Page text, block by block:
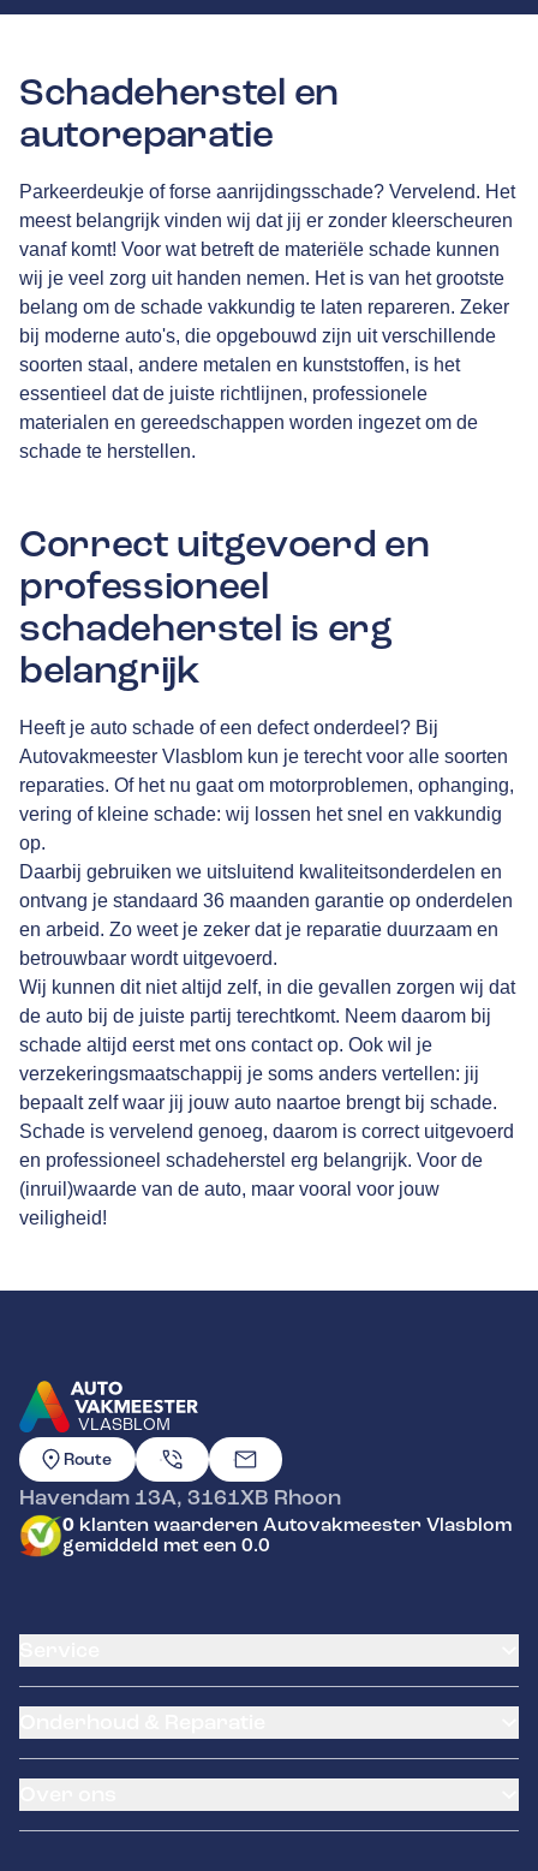
Schadeherstel en
autoreparatie
Parkeerdeukje of forse aanrijdingsschade? Vervelend. Het
meest belangrijk vinden wij dat jij er zonder kleerscheuren
vanaf komt! Voor wat betreft de materiële schade kunnen
wij je veel zorg uit handen nemen. Het is van het grootste
belang om de schade vakkundig te laten repareren. Zeker
bij moderne auto's, die opgebouwd zijn uit verschillende
soorten staal, andere metalen en kunststoffen, is het
essentieel dat de juiste richtlijnen, professionele
materialen en gereedschappen worden ingezet om de
schade te herstellen.
Correct uitgevoerd en
professioneel
schadeherstel is erg
belangrijk
Heeft je auto schade of een defect onderdeel? Bij
Autovakmeester Vlasblom kun je terecht voor alle soorten
reparaties. Of het nu gaat om motorproblemen, ophanging,
vering of kleine schade: wij lossen het snel en vakkundig
op.
Daarbij gebruiken we uitsluitend kwaliteitsonderdelen en
ontvang je standaard 36 maanden garantie op onderdelen
en arbeid. Zo weet je zeker dat je reparatie duurzaam en
betrouwbaar wordt uitgevoerd.
Wij kunnen dit niet altijd zelf, in die gevallen zorgen wij dat
de auto bij de juiste partij terechtkomt. Neem daarom bij
schade altijd eerst met ons contact op. Ook wil je
verzekeringsmaatschappij je soms anders vertellen: jij
bepaalt zelf waar jij jouw auto naartoe brengt bij schade.
Schade is vervelend genoeg, daarom is correct uitgevoerd
en professioneel schadeherstel erg belangrijk. Voor de
(inruil)waarde van de auto, maar vooral voor jouw
veiligheid!
VLASBLOM
GA NAAR DE HOMEPAGINA
Route
Havendam 13A, 3161XB Rhoon
0 klanten waarderen Autovakmeester Vlasblom
gemiddeld met een 0.0
Banden service
Klantenkaart
Schade en reparatie